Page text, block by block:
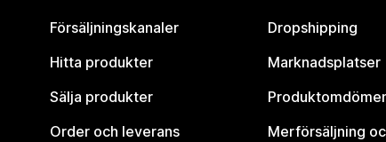
Försäljningskanaler
Hitta produkter
Sälja produkter
Order och leverans
Dropshipping
Marknadsplatser
Merförsäljning